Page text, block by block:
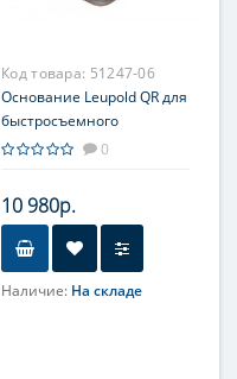
Код товара: 51247-06
Основание Leupold QR для
быстросъемного
кронштейна, на Remington
0
10 980р.
Наличие: На складе